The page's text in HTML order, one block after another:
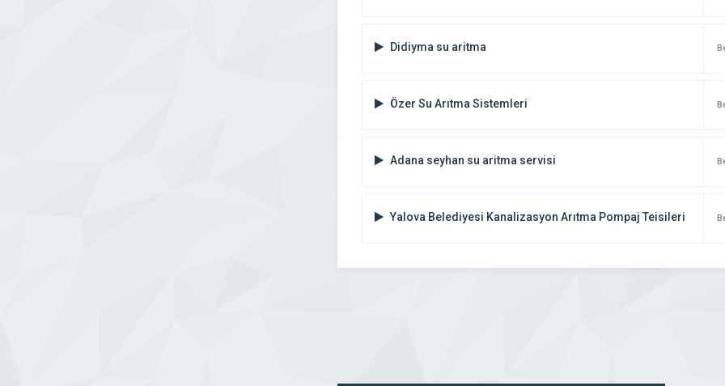
Didiyma su aritma
Özer Su Arıtma Sistemleri
Adana seyhan su aritma servisi
Yalova Belediyesi Kanalizasyon Arıtma Pompaj Teisileri